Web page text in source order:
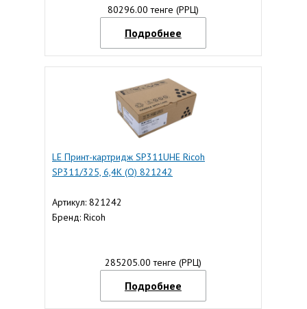
80296.00 тенге (РРЦ)
Подробнее
LE Принт-картридж SP311UHE Ricoh
SP311/325, 6,4К (О) 821242
Артикул: 821242
Бренд: Ricoh
285205.00 тенге (РРЦ)
Подробнее